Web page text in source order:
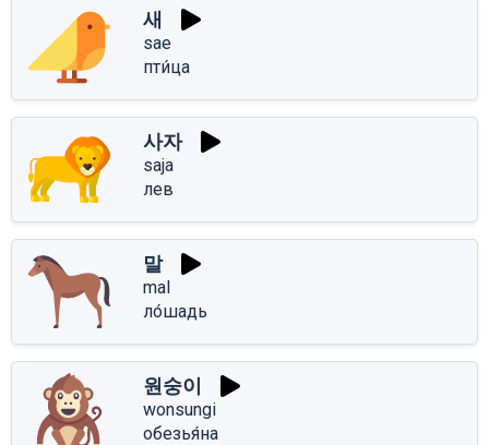
새
sae
пти́ца
사자
saja
лев
말
mal
ло́шадь
원숭이
wonsungi
обезья́на